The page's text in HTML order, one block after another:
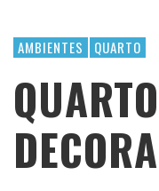
AMBIENTES QUARTO